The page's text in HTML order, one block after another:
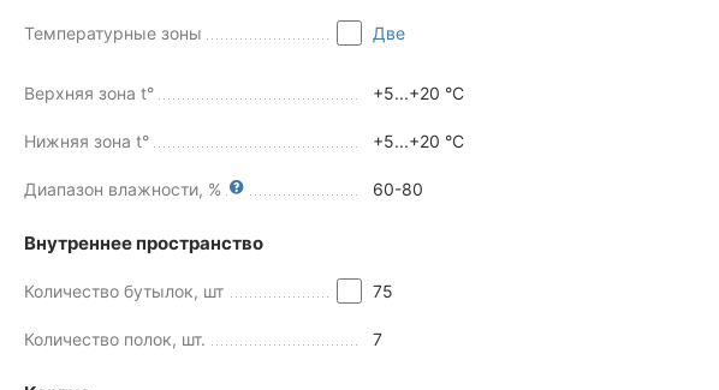
Температурные зоны Две
Верхняя зона t° +5...+20 °C
Нижняя зона t° +5...+20 °C
Диапазон влажности, % 60-80
Внутреннее пространство
Количество бутылок, шт 75
Количество полок, шт. 7